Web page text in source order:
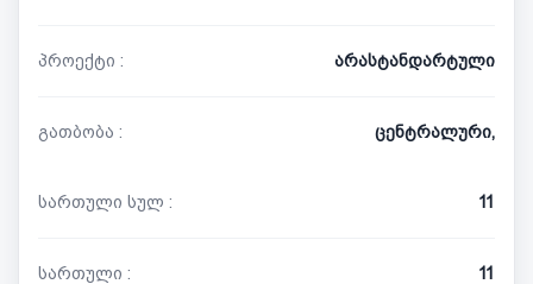
პროექტი : არასტანდარტული
გათბობა : ცენტრალური,
სართული სულ : 11
სართული : 11